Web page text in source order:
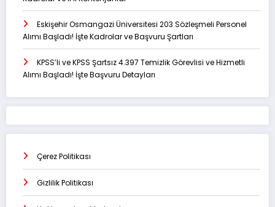
Eskişehir Osmangazi Üniversitesi 203 Sözleşmeli Personel
Alımı Başladı! İşte Kadrolar ve Başvuru Şartları
KPSS’li ve KPSS Şartsız 4.397 Temizlik Görevlisi ve Hizmetli
Alımı Başladı! İşte Başvuru Detayları
Çerez Politikası
Gizlilik Politikası